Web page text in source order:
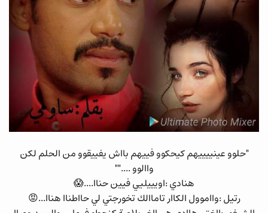
"حلوو عينييييهم كيحكوو فييهم بااش يفييقوو من الحلم لكن
واالوو ....""
هنادي :اويييليي فيين حناا....😱
رتيل :وااموول الكاار تاماالك تخورجتي لي حااطناا هناا...😡